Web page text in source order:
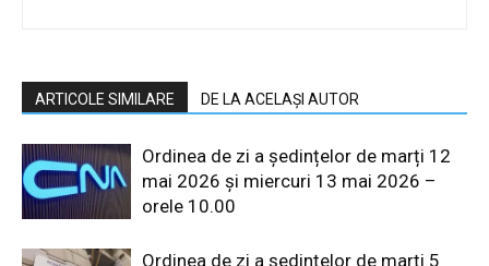
ARTICOLE SIMILARE DE LA ACELAȘI AUTOR
Ordinea de zi a ședințelor de marți 12
mai 2026 și miercuri 13 mai 2026 –
orele 10.00
Ordinea de zi a ședințelor de marți 5